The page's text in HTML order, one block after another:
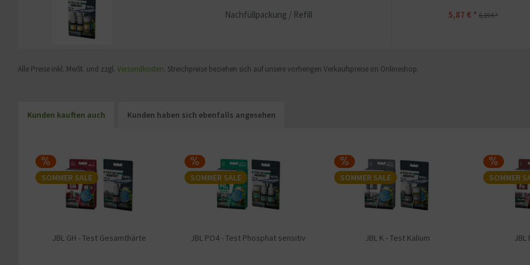
Nachfüllpackung / Refill 5,87 € * 6,19 € *
Alle Preise inkl. MwSt. und zzgl. Versandkosten. Streichpreise beziehen sich auf unsere vorherigen Verkaufspreise im Onlineshop.
Kunden kauften auch Kunden haben sich ebenfalls angesehen
SOMMER SALE
JBL GH - Test Gesamthärte
SOMMER SALE
JBL PO4 - Test Phosphat sensitiv
SOMMER SALE
JBL K - Test Kalium
SOMMER
JBL